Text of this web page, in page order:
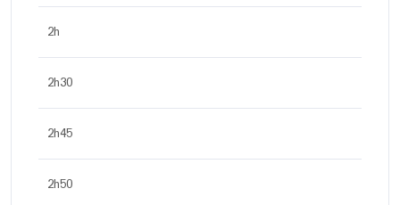
2h
2h30
2h45
2h50